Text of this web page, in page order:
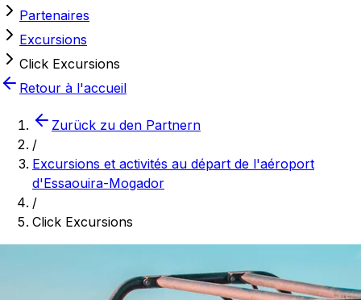
Partenaires
Excursions
Click Excursions
Retour à l'accueil
Zurück zu den Partnern
/
Excursions et activités au départ de l'aéroport
d'Essaouira-Mogador
/
Click Excursions